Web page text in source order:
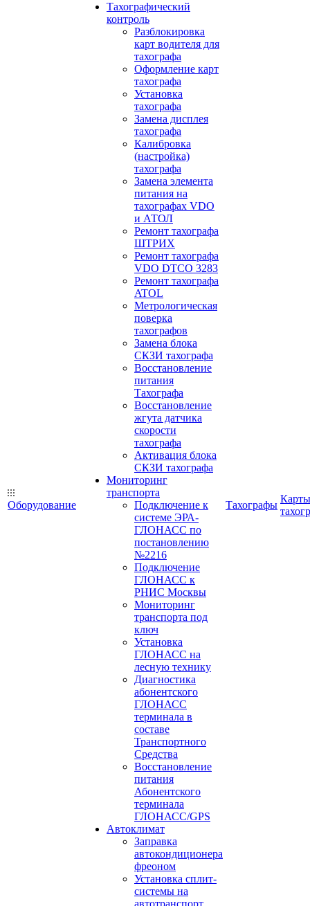
Оборудование
Тахографический
контроль
Разблокировка
карт водителя для
тахографа
Оформление карт
тахографа
Установка
тахографа
Замена дисплея
тахографа
Калибровка
(настройка)
тахографа
Замена элемента
питания на
тахографах VDO
и АТОЛ
Ремонт тахографа
ШТРИХ
Ремонт тахографа
VDO DTCO 3283
Ремонт тахографа
ATOL
Метрологическая
поверка
тахографов
Замена блока
СКЗИ тахографа
Восстановление
питания
Тахографа
Восстановление
жгута датчика
скорости
тахографа
Активация блока
СКЗИ тахографа
Мониторинг
транспорта
Подключение к
системе ЭРА-
ГЛОНАСС по
постановлению
№2216
Подключение
ГЛОНАСС к
РНИС Москвы
Мониторинг
транспорта под
ключ
Установка
ГЛОНАСС на
лесную технику
Диагностика
абонентского
ГЛОНАСС
терминала в
составе
Транспортного
Средства
Восстановление
питания
Абонентского
терминала
ГЛОНАСС/GPS
Автоклимат
Заправка
автокондиционера
фреоном
Установка сплит-
системы на
автотранспорт
Тахографы
Карты